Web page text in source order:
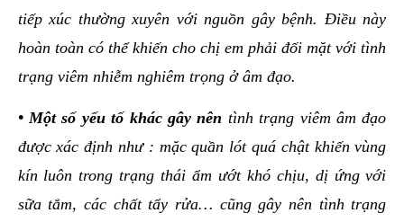
tiếp xúc thường xuyên với nguồn gây bệnh. Điều này
hoàn toàn có thể khiến cho chị em phải đối mặt với tình
trạng viêm nhiễm nghiêm trọng ở âm đạo.
• Một số yếu tố khác gây nên tình trạng viêm âm đạo
được xác định như : mặc quần lót quá chật khiến vùng
kín luôn trong trạng thái ẩm ướt khó chịu, dị ứng với
sữa tắm, các chất tẩy rửa… cũng gây nên tình trạng